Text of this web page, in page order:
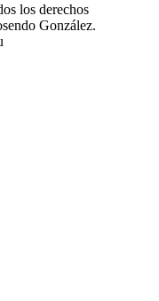
los derechos
González.